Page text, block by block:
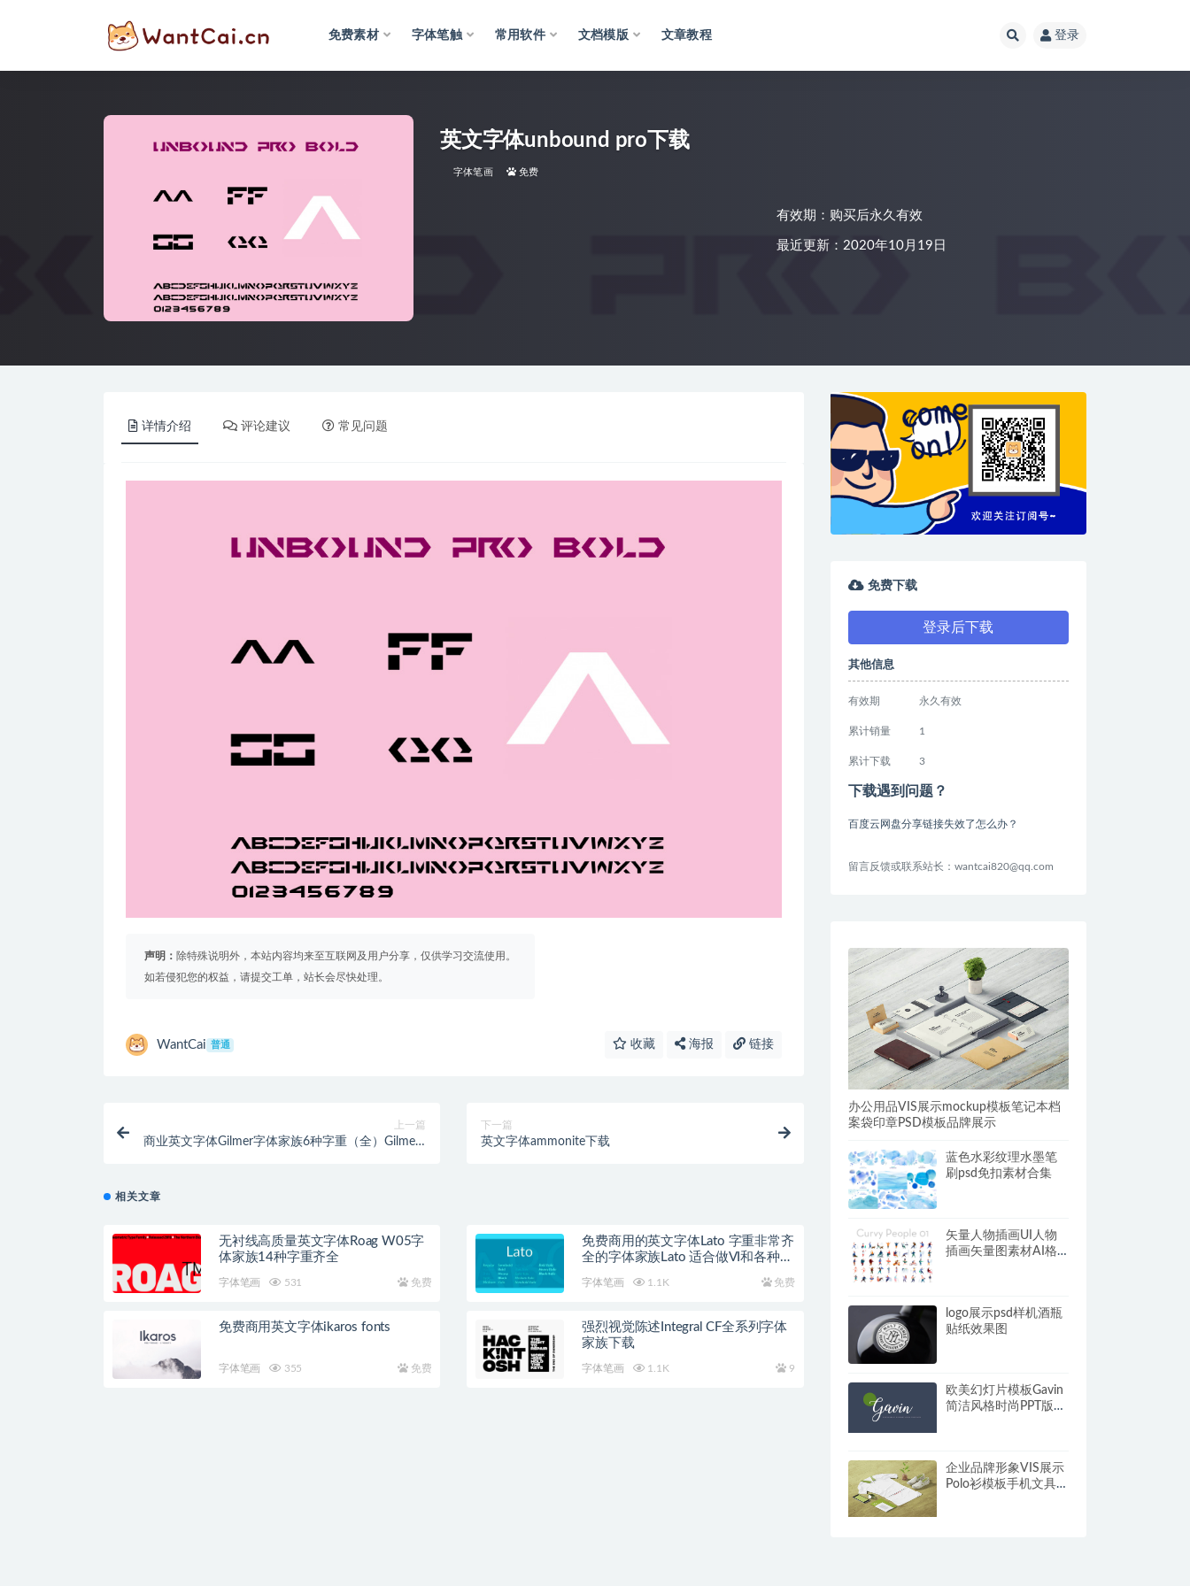
免费素材 字体笔触 常用软件 文档模版 文章教程 登录
英文字体unbound pro下载
字体笔画 免费
有效期：购买后永久有效
最近更新：2020年10月19日
详情介绍 评论建议 常见问题
声明： 除特殊说明外，本站内容均来至互联网及用户分享，仅供学习交流使用。
如若侵犯您的权益，请提交工单，站长会尽快处理。
WantCai 普通 收藏 海报 链接
上一篇
商业英文字体Gilmer字体家族6种字重（全）Gilmerx
下一篇
英文字体ammonite下载
相关文章
无衬线高质量英文字体Roag W05字
体家族14种字重齐全
字体笔画 531 免费
免费商用的英文字体Lato 字重非常齐
全的字体家族Lato 适合做VI和各种视
字体笔画 1.1K 免费
免费商用英文字体ikaros fonts
字体笔画 355 免费
强烈视觉陈述Integral CF全系列字体
家族下载
字体笔画 1.1K 9
免费下载
登录后下载
其他信息
有效期 永久有效
累计销量 1
累计下载 3
下载遇到问题？
百度云网盘分享链接失效了怎么办？
留言反馈或联系站长：wantcai820@qq.com
办公用品VIS展示mockup模板笔记本档
案袋印章PSD模板品牌展示
蓝色水彩纹理水墨笔
刷psd免扣素材合集
矢量人物插画UI人物
插画矢量图素材AI格
logo展示psd样机酒瓶
贴纸效果图
欧美幻灯片模板Gavin
简洁风格时尚PPT版式
企业品牌形象VIS展示
Polo衫模板手机文具模